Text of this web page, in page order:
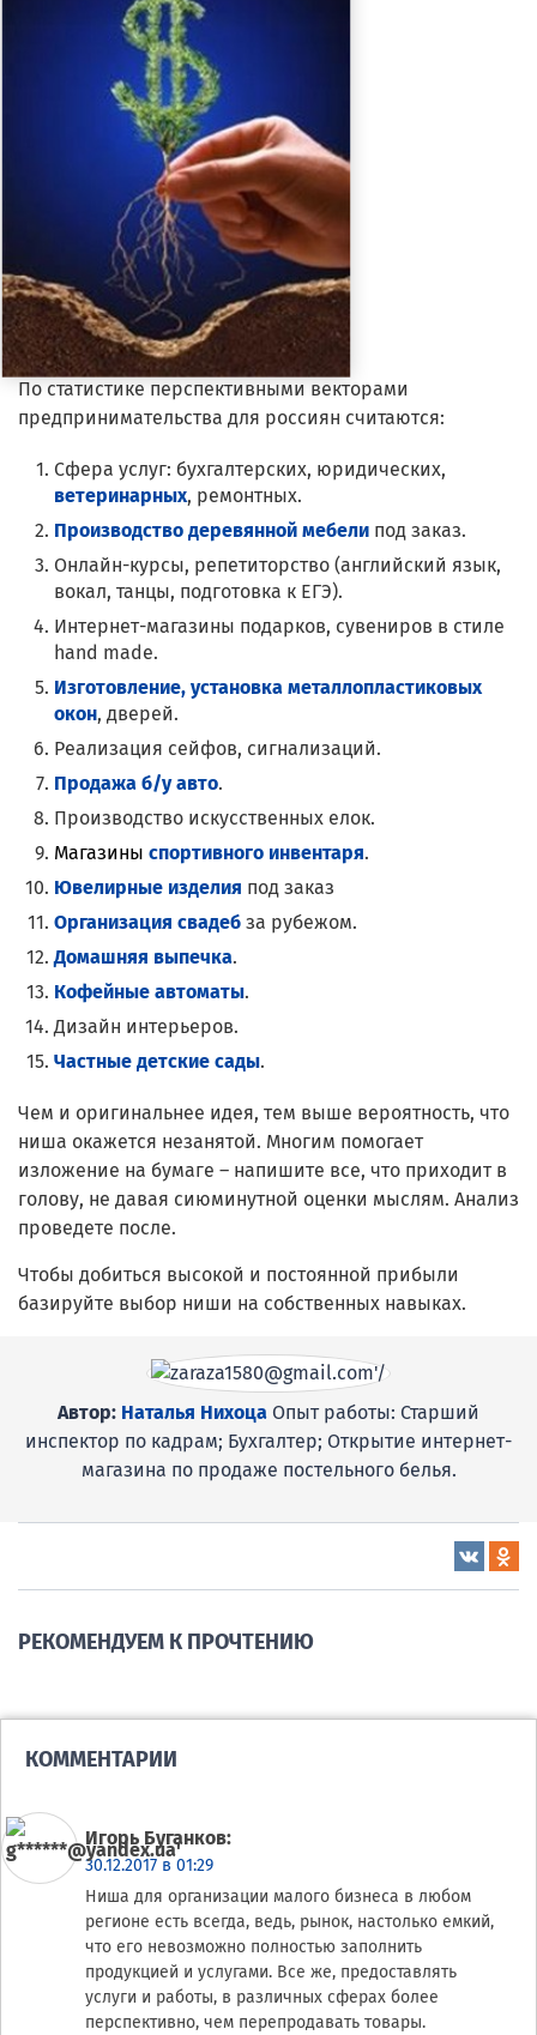
По статистике перспективными векторами
предпринимательства для россиян считаются:
Сфера услуг: бухгалтерских, юридических,
ветеринарных, ремонтных.
Производство деревянной мебели под заказ.
Онлайн-курсы, репетиторство (английский язык,
вокал, танцы, подготовка к ЕГЭ).
Интернет-магазины подарков, сувениров в стиле
hand made.
Изготовление, установка металлопластиковых
окон, дверей.
Реализация сейфов, сигнализаций.
Продажа б/у авто.
Производство искусственных елок.
Магазины спортивного инвентаря.
Ювелирные изделия под заказ
Организация свадеб за рубежом.
Домашняя выпечка.
Кофейные автоматы.
Дизайн интерьеров.
Частные детские сады.
Чем и оригинальнее идея, тем выше вероятность, что
ниша окажется незанятой. Многим помогает
изложение на бумаге – напишите все, что приходит в
голову, не давая сиюминутной оценки мыслям. Анализ
проведете после.
Чтобы добиться высокой и постоянной прибыли
базируйте выбор ниши на собственных навыках.
Автор: Наталья Нихоца Опыт работы: Старший
инспектор по кадрам; Бухгалтер; Открытие интернет-
магазина по продаже постельного белья.
РЕКОМЕНДУЕМ К ПРОЧТЕНИЮ
КОММЕНТАРИИ
Игорь Буганков:
30.12.2017 в 01:29
Ниша для организации малого бизнеса в любом
регионе есть всегда, ведь, рынок, настолько емкий,
что его невозможно полностью заполнить
продукцией и услугами. Все же, предоставлять
услуги и работы, в различных сферах более
перспективно, чем перепродавать товары.